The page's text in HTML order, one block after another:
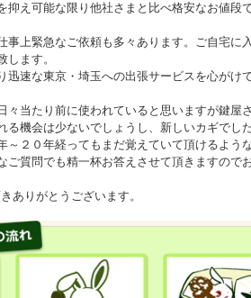
抑え可能な限り他社さまと比べ格安なお値段
事上緊急なご依頼も多々あります。ご自宅に
します。
迅速な東京・埼玉への出張サービスを心がけ
々当たり前に使われていると思いますが鍵屋
る機会は少ないでしょうし、新しいカギでし
～２０年経ってもまだ覚えていて頂けるよう
ご質問でも精一杯お答えさせて頂きますので
ありがとうございます。